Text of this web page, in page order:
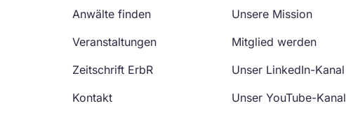
Anwälte finden
Veranstaltungen
Zeitschrift ErbR
Kontakt
Unsere Mission
Mitglied werden
Unser LinkedIn-Kanal
Unser YouTube-Kanal